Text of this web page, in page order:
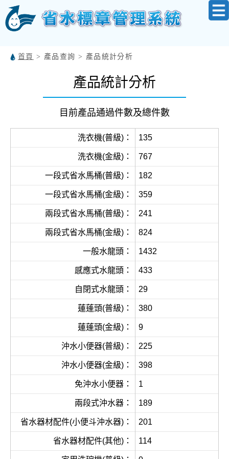
首頁 > 產品查詢 > 產品統計分析
產品統計分析
目前產品通過件數及總件數
洗衣機(普級)： 135
洗衣機(金級)： 767
一段式省水馬桶(普級)： 182
一段式省水馬桶(金級)： 359
兩段式省水馬桶(普級)： 241
兩段式省水馬桶(金級)： 824
一般水龍頭： 1432
感應式水龍頭： 433
自閉式水龍頭： 29
蓮蓬頭(普級)： 380
蓮蓬頭(金級)： 9
沖水小便器(普級)： 225
沖水小便器(金級)： 398
免沖水小便器： 1
兩段式沖水器： 189
省水器材配件(小便斗沖水器)： 201
省水器材配件(其他)： 114